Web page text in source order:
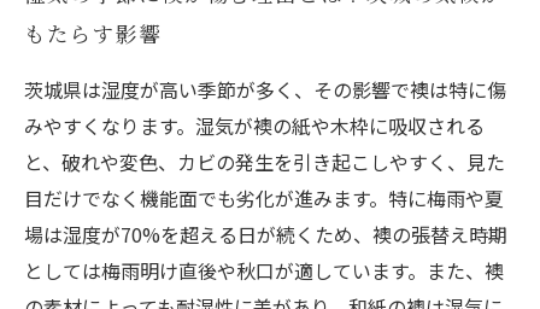
もたらす影響
茨城県は湿度が高い季節が多く、その影響で襖は特に傷
みやすくなります。湿気が襖の紙や木枠に吸収される
と、破れや変色、カビの発生を引き起こしやすく、見た
目だけでなく機能面でも劣化が進みます。特に梅雨や夏
場は湿度が70%を超える日が続くため、襖の張替え時期
としては梅雨明け直後や秋口が適しています。また、襖